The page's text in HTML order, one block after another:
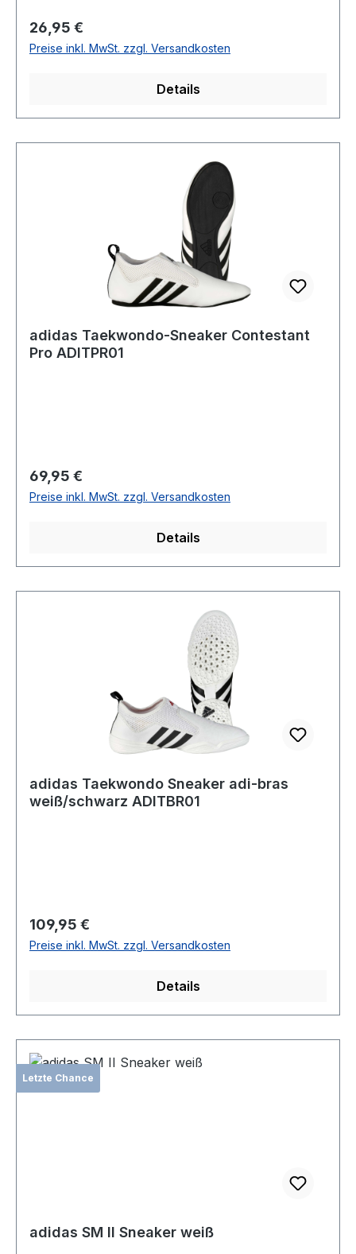
Regulärer Preis:
26,95 €
Preise inkl. MwSt. zzgl. Versandkosten
Details
adidas Taekwondo-Sneaker Contestant
Pro ADITPR01
Regulärer Preis:
69,95 €
Preise inkl. MwSt. zzgl. Versandkosten
Details
adidas Taekwondo Sneaker adi-bras
weiß/schwarz ADITBR01
Regulärer Preis:
109,95 €
Preise inkl. MwSt. zzgl. Versandkosten
Details
Letzte Chance
adidas SM II Sneaker weiß